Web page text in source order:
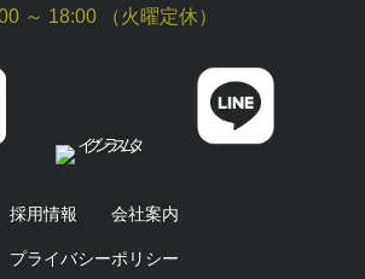
～ 18:00 （火曜定休）
採用情報 会社案内
プライバシーポリシー